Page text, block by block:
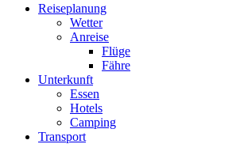
Reiseplanung
Wetter
Anreise
Flüge
Fähre
Unterkunft
Essen
Hotels
Camping
Transport